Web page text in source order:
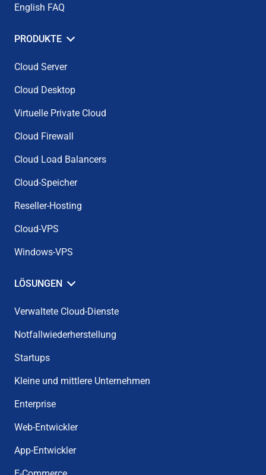
English FAQ
PRODUKTE
Cloud Server
Cloud Desktop
Virtuelle Private Cloud
Cloud Firewall
Cloud Load Balancers
Cloud-Speicher
Reseller-Hosting
Cloud-VPS
Windows-VPS
LÖSUNGEN
Verwaltete Cloud-Dienste
Notfallwiederherstellung
Startups
Kleine und mittlere Unternehmen
Enterprise
Web-Entwickler
App-Entwickler